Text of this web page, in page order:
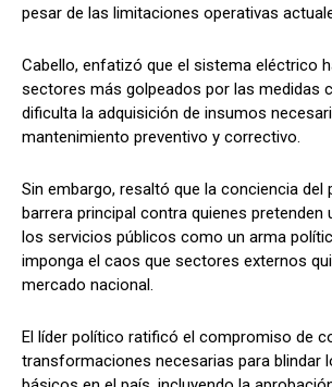
pesar de las limitaciones operativas
Cabello, enfatizó que el sistema eléctrico
sectores más golpeados por las medidas
dificulta la adquisición de insumos
mantenimiento preventivo y correctivo.
Sin embargo, resaltó que la conciencia del
barrera principal contra quienes pretenden
los servicios públicos como un arma
imponga el caos que sectores externos
mercado nacional.
El líder político ratificó el compromiso de
transformaciones necesarias para blindar